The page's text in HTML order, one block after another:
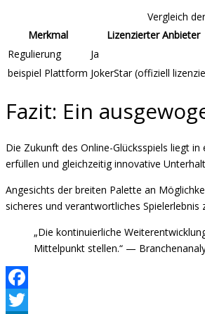
Vergleich
Merkmal
Lizenzierter Anbieter
Regulierung
Ja
beispiel Plattform JokerStar (offiziell
Fazit: Ein
Die Zukunft des Online-Glücksspiels liegt
erfüllen und gleichzeitig innovative
Angesichts der breiten Palette an
sicheres und verantwortliches Spielerlebnis
„Die kontinuierliche
Mittelpunkt stellen.“ —
Facebook